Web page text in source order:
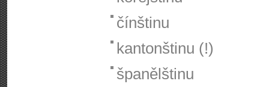
čínštinu
kantonštinu (!)
španělštinu